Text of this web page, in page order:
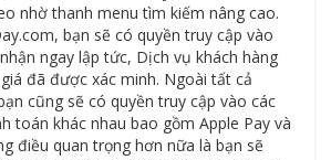
nhờ thanh menu tìm kiếm nâng cao.
bạn sẽ có quyền truy cập vào
ngay lập tức, Dịch vụ khách hàng
đã được xác minh. Ngoài tất cả
cũng sẽ có quyền truy cập vào các
toán khác nhau bao gồm Apple Pay và
điều quan trọng hơn nữa là bạn sẽ